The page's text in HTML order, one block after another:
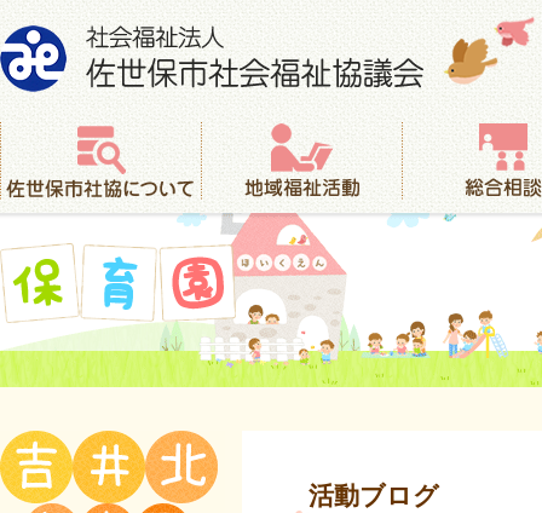
社会福祉法人 佐世保市社会福祉協議会
佐世保市社協について
地域福祉活動 総合相談
活動ブログ